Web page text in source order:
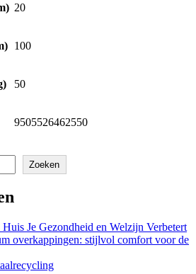
20
100
50
9505526462550
Zoeken
Je Gezondheid en Welzijn Verbetert
overkappingen: stijlvol comfort voor de